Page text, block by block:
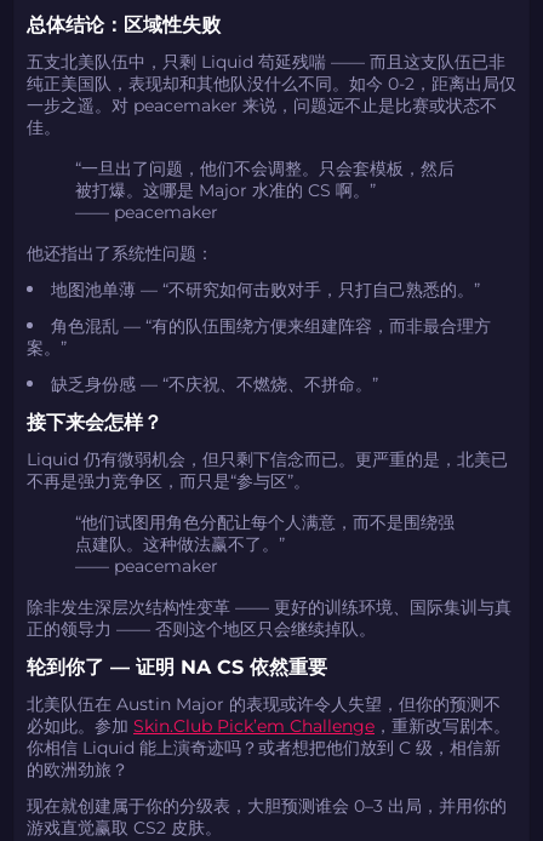
总体结论：区域性失败
五支北美队伍中，只剩 Liquid 苟延残喘 —— 而且这支队伍已非
纯正美国队，表现却和其他队没什么不同。如今 0-2，距离出局仅
一步之遥。对 peacemaker 来说，问题远不止是比赛或状态不
佳。
“一旦出了问题，他们不会调整。只会套模板，然后
被打爆。这哪是 Major 水准的 CS 啊。”
—— peacemaker
他还指出了系统性问题：
地图池单薄 — “不研究如何击败对手，只打自己熟悉的。”
角色混乱 — “有的队伍围绕方便来组建阵容，而非最合理方
案。”
缺乏身份感 — “不庆祝、不燃烧、不拼命。”
接下来会怎样？
Liquid 仍有微弱机会，但只剩下信念而已。更严重的是，北美已
不再是强力竞争区，而只是“参与区”。
“他们试图用角色分配让每个人满意，而不是围绕强
点建队。这种做法赢不了。”
—— peacemaker
除非发生深层次结构性变革 —— 更好的训练环境、国际集训与真
正的领导力 —— 否则这个地区只会继续掉队。
轮到你了 — 证明 NA CS 依然重要
北美队伍在 Austin Major 的表现或许令人失望，但你的预测不
必如此。参加 Skin.Club Pick’em Challenge ，重新改写剧本。
你相信 Liquid 能上演奇迹吗？或者想把他们放到 C 级，相信新
的欧洲劲旅？
现在就创建属于你的分级表，大胆预测谁会 0–3 出局，并用你的
游戏直觉赢取 CS2 皮肤。